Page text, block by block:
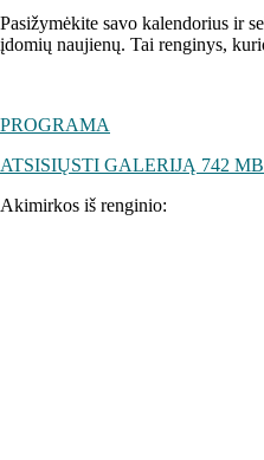
Pasižymėkite savo kalendorius ir
įdomių naujienų. Tai renginys,
PROGRAMA
ATSISIŲSTI GALERIJĄ 742
Akimirkos iš renginio: